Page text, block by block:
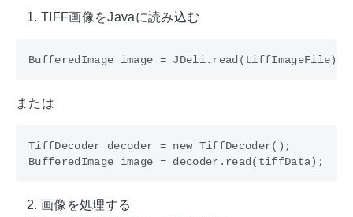
TIFF画像をJavaに読み込む
または
TiffDecoder decoder = new TiffDecoder();
画像を処理する